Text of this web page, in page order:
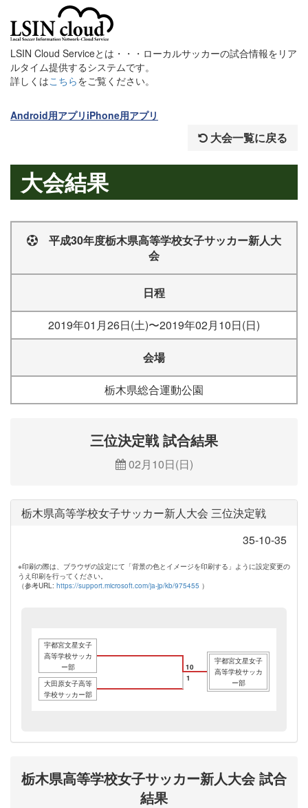
LSIN Cloud Serviceとは・・・ローカルサッカーの試合情報をリア
ルタイム提供するシステムです。
詳しくはこちらをご覧ください。
Android用アプリ iPhone用アプリ
大会一覧に戻る
大会結果
平成30年度栃木県高等学校女子サッカー新人大
会
日程
2019年01月26日(土)〜2019年02月10日(日)
会場
栃木県総合運動公園
三位決定戦 試合結果
02月10日(日)
栃木県高等学校女子サッカー新人大会 三位決定戦
35-10-35
※印刷の際は、ブラウザの設定にて「背景の色とイメージを印刷する」ように設定変更の
うえ印刷を行ってください。
（参考URL: https://support.microsoft.com/ja-jp/kb/975455 ）
宇都宮文星女子
高等学校サッカ
ー部
10
大田原女子高等
学校サッカー部
1
宇都宮文星女子
高等学校サッカ
ー部
栃木県高等学校女子サッカー新人大会 試合
結果